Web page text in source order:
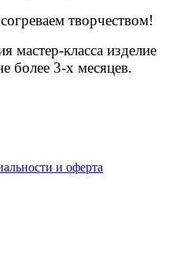
творчеством!
мастер-класса изделие
более 3-х месяцев.
и оферта